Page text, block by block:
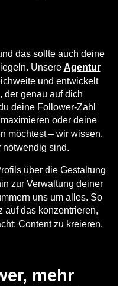
das sollte auch deine
Unsere Agentur
und entwickelt
der genau auf dich
deine Follower-Zahl
oder deine
möchtest – wir wissen,
notwendig sind.
über die Gestaltung
zur Verwaltung deiner
uns um alles. So
auf das konzentrieren,
Content zu kreieren.
mehr